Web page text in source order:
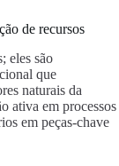
de recursos
eles são
que
naturais da
ativa em processos
em peças-chave